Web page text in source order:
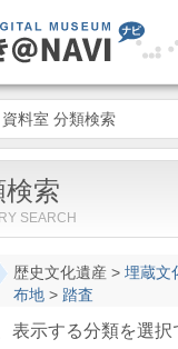
料室 分類検索
検索
SEARCH
歴史文化遺産> 埋蔵文
布地> 踏査
表示する分類を選択